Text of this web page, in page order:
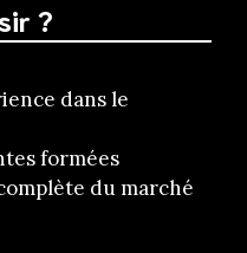
?
dans le
formées
du marché